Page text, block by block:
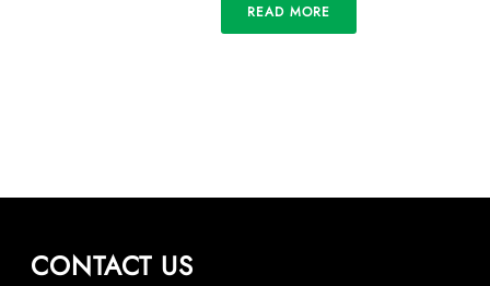
READ MORE
CONTACT US